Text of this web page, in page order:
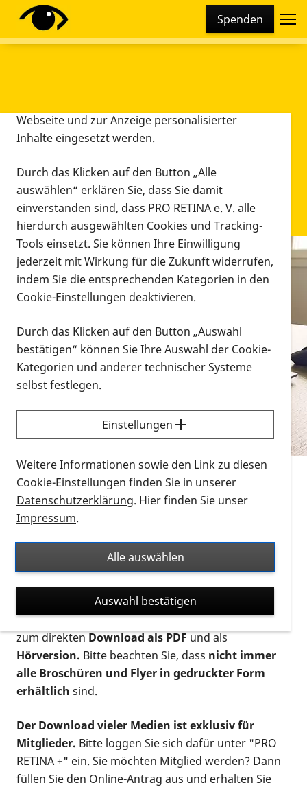
Spenden
Infomaterial
Infomaterial
Vorlesen
Alle Infomaterialien in verschiedenen
Formaten an einem Ort
Sie möchten wissen, wie Sie nach Infonmaterial
suchen und dieses bestellen bzw. herunterladen
können? Schauen Sie sich dieErklärvideos zum
Thema Infomaterial auf der PRO RETINA-Website
für blinde und sehbehinderte Menschen an.
Auf dieser Seite finden Sie sämtliches Infomaterial
Ort. Nutzen Sie den Formatfilter, um ausschließlich
nach Flyern und Broschüren, Audios oder Videos zu
suchen. Die meisten Flyer und Broschüren werden in
verschiedenen Formaten angeboten: zur
postalischen Bestellung als gedruckte Variante
zum direktenDownload als PDFund als
Hörversion. Bitte beachten Sie, dass nicht immer
alle Broschüren und Flyer in gedruckter Form
erhältlich sind.
Der Download vieler Medien ist exklusiv für
Mitglieder. Bitte loggen Sie sich dafür unter "PRO
RETINA +" ein. Sie möchten Mitglied werden? Dann
füllen Sie den Online-Antrag aus und erhalten Sie
Diese Webseite setzt verschiedene Cookies und
Tracking-Tools ein. Dies beinhaltet Cookies und
Webseite und zur Anzeige personalisierter
Inhalte eingesetzt werden.
Durch das Klicken auf den Button „Alle
auswählen“ erklären Sie, dass Sie damit
einverstanden sind, dass PRO RETINA e. V. alle
hierdurch ausgewählten Cookies und Tracking-
Tools einsetzt. Sie können Ihre Einwilligung
jederzeit mit Wirkung für die Zukunft widerrufen,
indem Sie die entsprechenden Kategorien in den
Cookie-Einstellungen deaktivieren.
Durch das Klicken auf den Button „Auswahl
bestätigen“ können Sie Ihre Auswahl der Cookie-
Kategorien und anderer technischer Systeme
selbst festlegen.
Einstellungen
Weitere Informationen sowie den Link zu diesen
Cookie-Einstellungen finden Sie in unserer
Datenschutzerklärung. Hier finden Sie unser
Impressum.
Alle auswählen
Auswahl bestätigen